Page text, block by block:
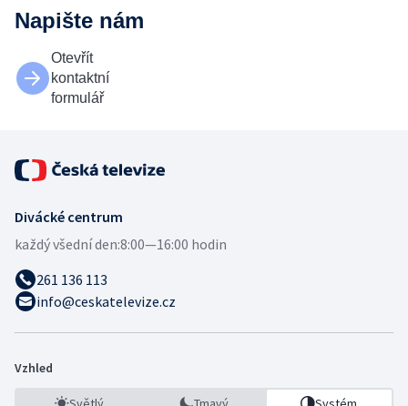
Napište nám
Otevřít
kontaktní
formulář
Divácké centrum
každý všední den:8:00—16:00 hodin
261 136 113
info@ceskatelevize.cz
Vzhled